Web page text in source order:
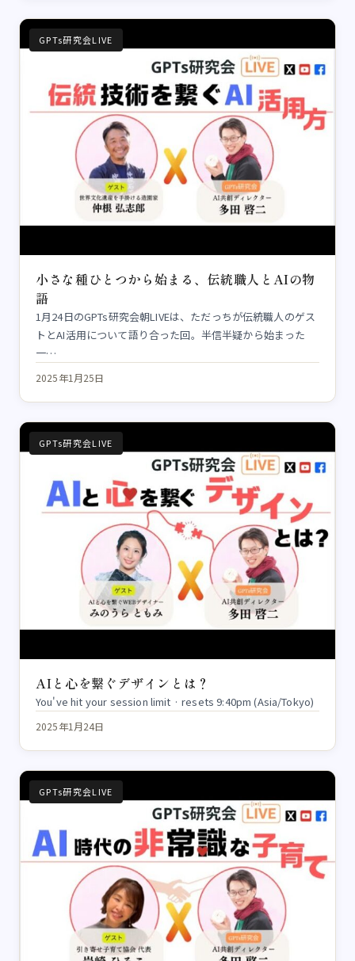
GPTs研究会LIVE
小さな種ひとつから始まる、伝統職人とAIの物
語
1月24日のGPTs研究会朝LIVEは、ただっちが伝統職人のゲス
トとAI活用について語り合った回。半信半疑から始まった
一…
2025年1月25日
GPTs研究会LIVE
AIと心を繋ぐデザインとは？
You've hit your session limit · resets 9:40pm (Asia/Tokyo)
2025年1月24日
GPTs研究会LIVE